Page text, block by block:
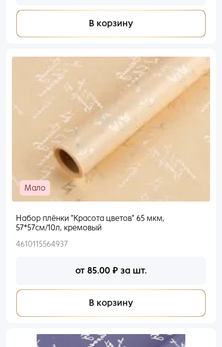
В корзину
Мало
Набор плёнки "Красота цветов" 65 мкм,
57*57см/10л, кремовый
4610115564937
от 85.00 ₽ за шт.
В корзину